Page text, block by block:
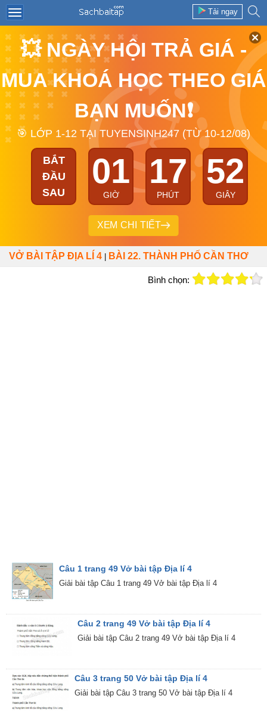
Tải ngay
💥 NGÀY HỘI TRẢ GIÁ -
MUA KHOÁ HỌC THEO GIÁ
BẠN MUỐN❗
🎯 LỚP 1-12 TẠI TUYENSINH247 (TỪ 10-12/08)
BẮT
ĐẦU
SAU
01
GIỜ
17
PHÚT
51
GIÂY
XEM CHI TIẾT
VỞ BÀI TẬP ĐỊA LÍ 4 BÀI 22. THÀNH PHỐ CẦN THƠ
Bình chọn:
Câu 1 trang 49 Vở bài tập Địa lí 4
Giải bài tập Câu 1 trang 49 Vở bài tập Địa lí 4
Câu 2 trang 49 Vở bài tập Địa lí 4
Giải bài tập Câu 2 trang 49 Vở bài tập Địa lí 4
Câu 3 trang 50 Vở bài tập Địa lí 4
Giải bài tập Câu 3 trang 50 Vở bài tập Địa lí 4